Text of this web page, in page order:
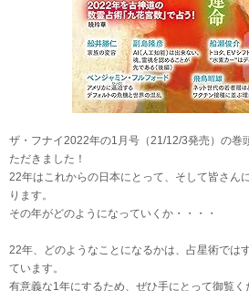
ザ・フナイ2022年の1月号（21/12/3発売）の巻
ただきました！
22年はこれからの日本にとって、そして皆さん
ります。
その年がどのようになっていくか・・・・
22年、どのようなことになるかは、占星術では
ています。
有意義な1年にするため、ぜひ手にとって御覧く